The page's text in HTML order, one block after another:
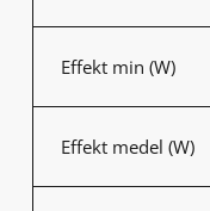
Effekt min (W)
Effekt medel (W)